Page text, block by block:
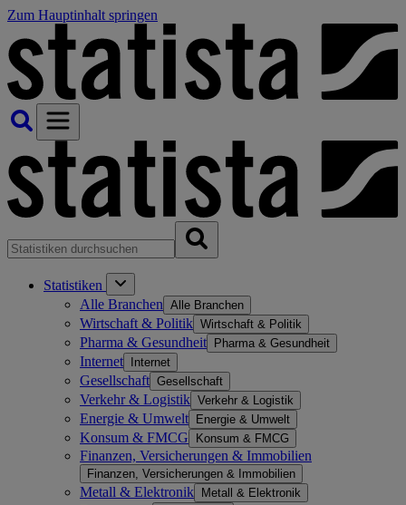
Zum Hauptinhalt springen
Statistiken
Alle Branchen Alle Branchen
Wirtschaft & Politik Wirtschaft & Politik
Pharma & Gesundheit Pharma & Gesundheit
Internet Internet
Gesellschaft Gesellschaft
Verkehr & Logistik Verkehr & Logistik
Energie & Umwelt Energie & Umwelt
Konsum & FMCG Konsum & FMCG
Finanzen, Versicherungen & Immobilien
Finanzen, Versicherungen & Immobilien
Metall & Elektronik Metall & Elektronik